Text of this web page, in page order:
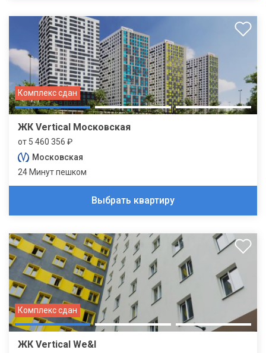
Комплекс сдан
ЖК Vertical Московская
от 5 460 356 ₽
Московская
24 Минут пешком
Выбрать квартиру
Комплекс сдан
ЖК Vertical We&I